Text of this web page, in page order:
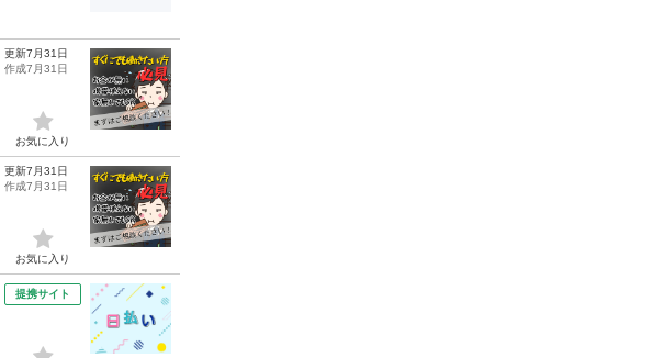
更新7月31日
作成7月31日
お気に入り
更新7月31日
作成7月31日
お気に入り
提携サイト